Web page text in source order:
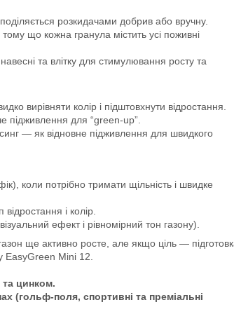
розкидачами добрив або вручну.
що кожна гранула містить усі поживні
та влітку для стимулювання росту та
вирівняти колір і підштовхнути відростання.
підживлення для “green-up”.
— як відновне підживлення для швидкого
коли потрібно тримати щільність і швидке
і колір.
ефект і рівномірний тон газону).
ще активно росте, але якщо ціль —
EasyGreen Mini 12.
та цинком.
(гольф-поля, спортивні та преміальні